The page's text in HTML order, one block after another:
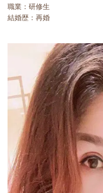
職業：研修生
結婚歴：再婚